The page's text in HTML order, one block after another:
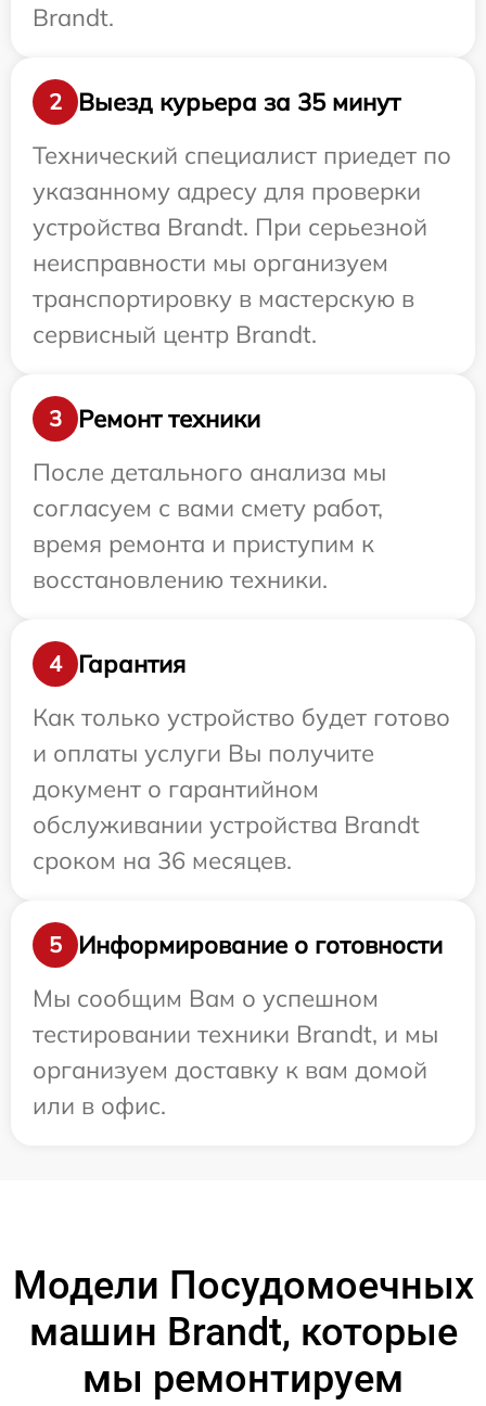
Brandt.
2
Выезд курьера за 35 минут
Технический специалист приедет по
указанному адресу для проверки
устройства Brandt. При серьезной
неисправности мы организуем
транспортировку в мастерскую в
сервисный центр Brandt.
3
Ремонт техники
После детального анализа мы
согласуем с вами смету работ,
время ремонта и приступим к
восстановлению техники.
4
Гарантия
Как только устройство будет готово
и оплаты услуги Вы получите
документ о гарантийном
обслуживании устройства Brandt
сроком на 36 месяцев.
5
Информирование о готовности
Мы сообщим Вам о успешном
тестировании техники Brandt, и мы
организуем доставку к вам домой
или в офис.
Модели Посудомоечных
машин Brandt, которые
мы ремонтируем